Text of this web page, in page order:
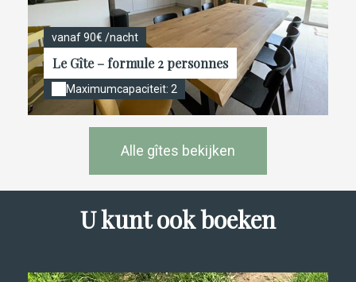
vanaf 90€ /nacht
Le Gîte – formule 2 personnes
Maximumcapaciteit: 2
Alle gîtes bekijken
U kunt ook boeken